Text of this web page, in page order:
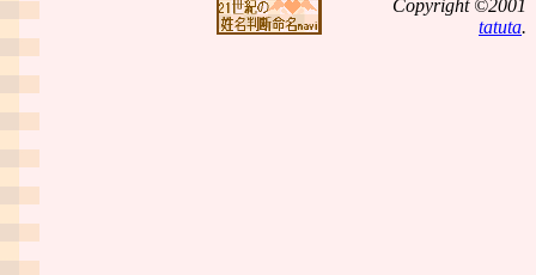
Copyright ©2001
tatuta.